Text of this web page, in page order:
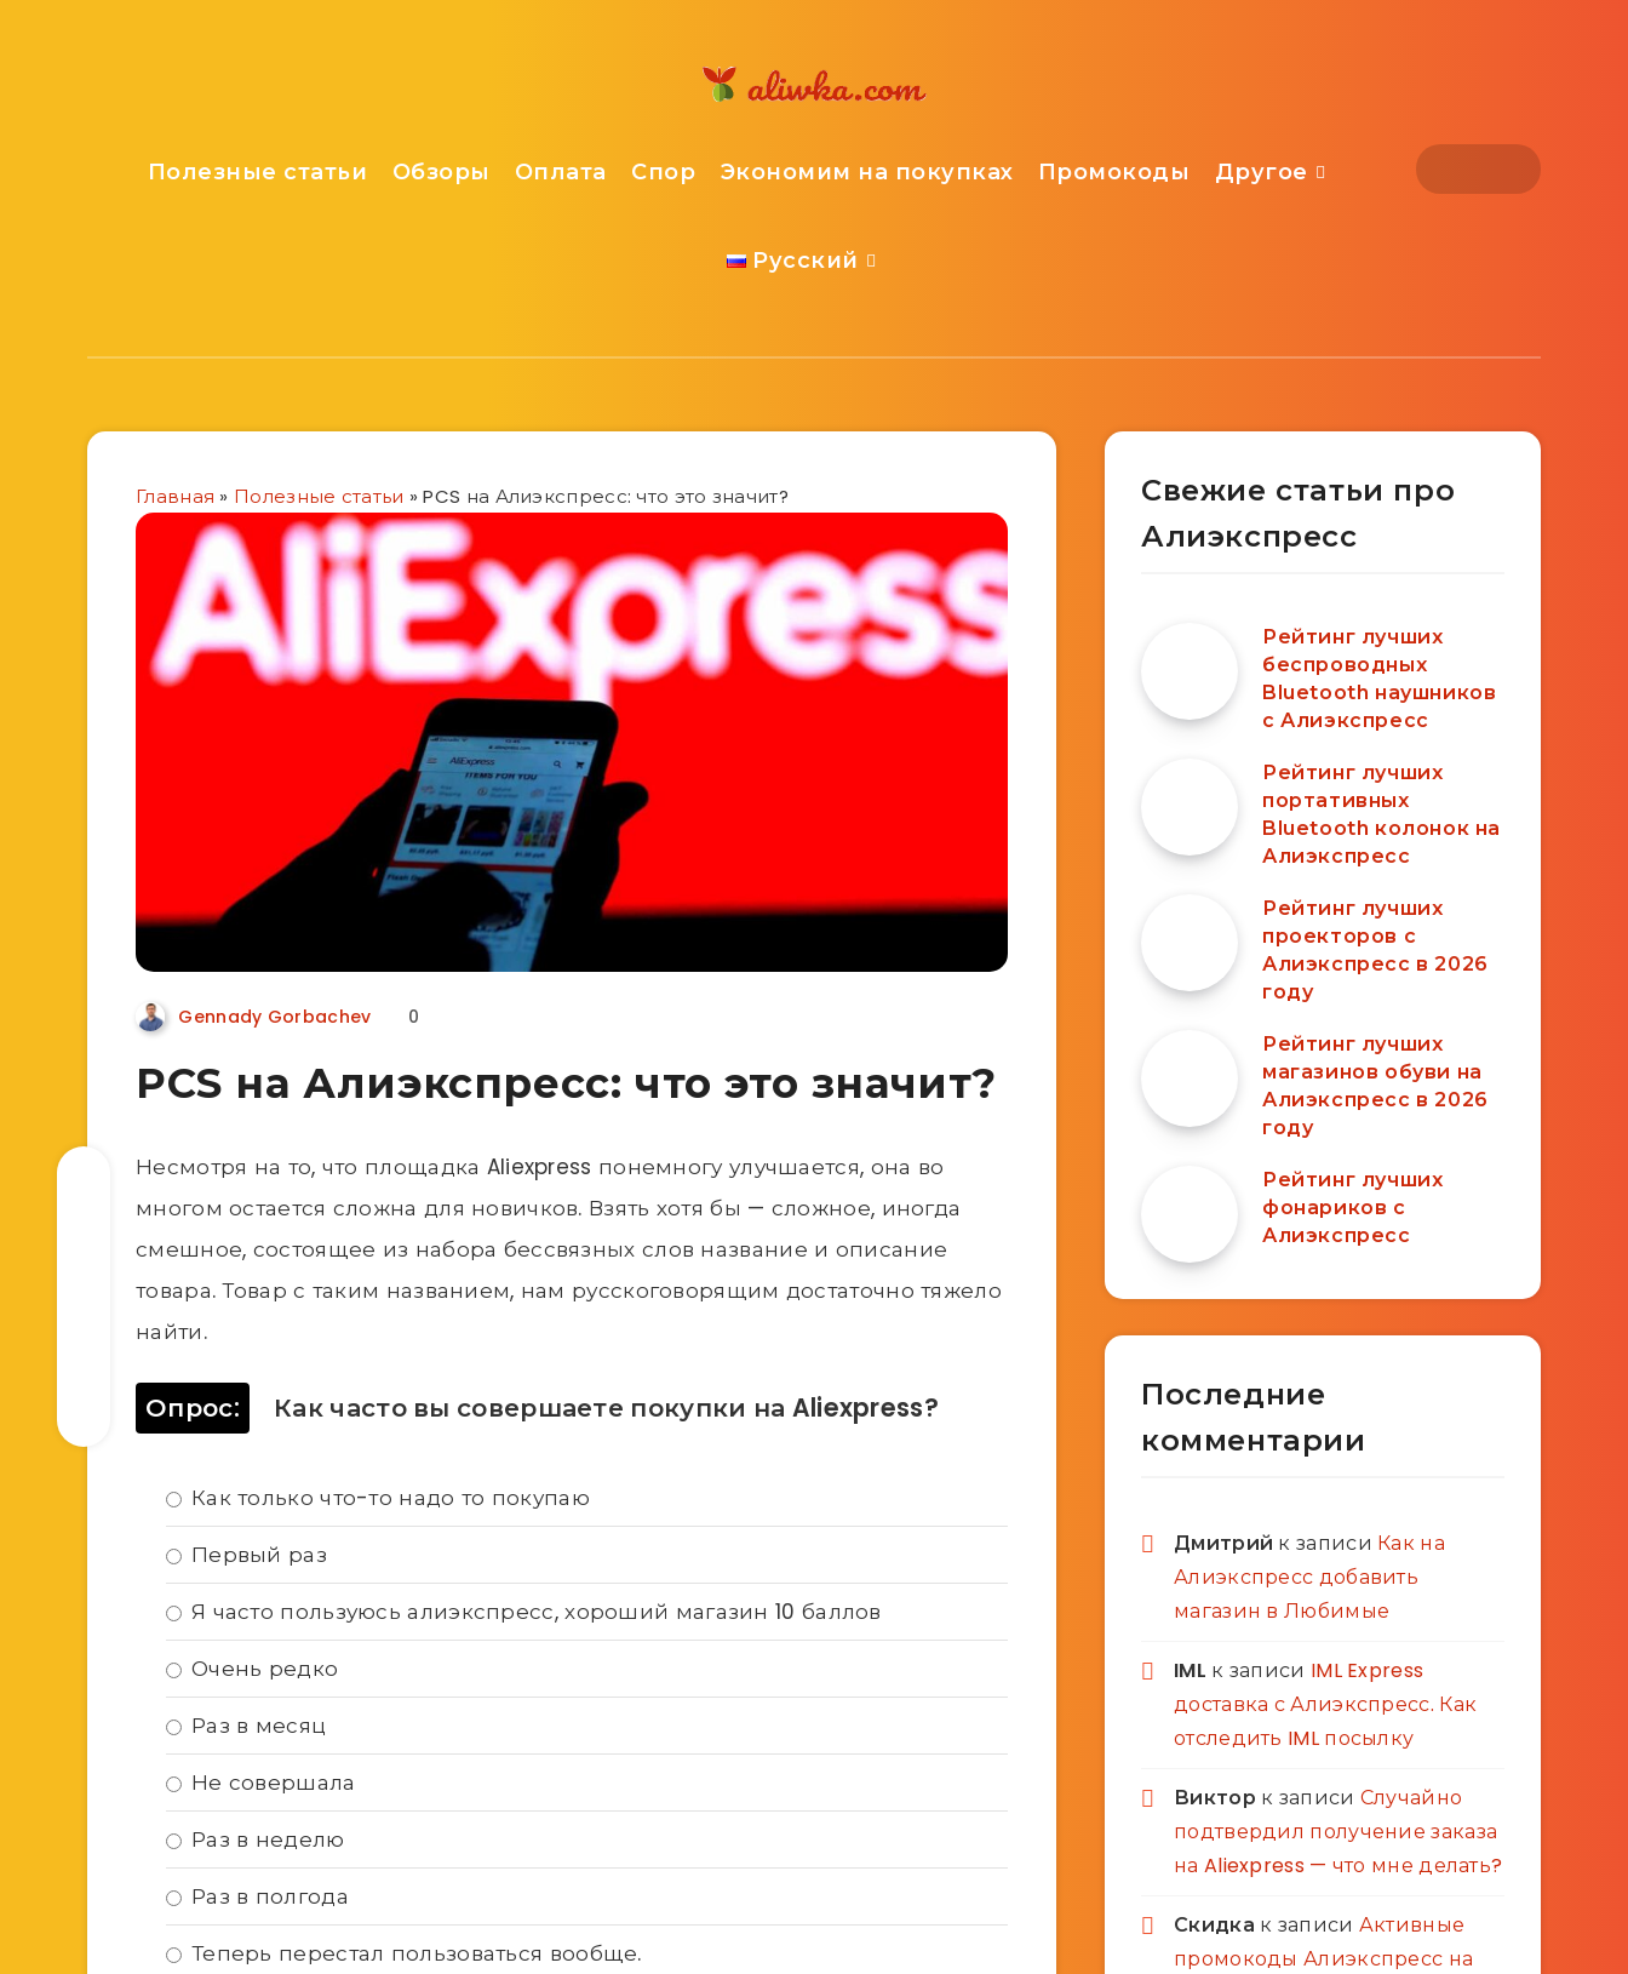
Полезные статьи Обзоры Оплата Спор Экономим на покупках Промокоды Другое
Русский
Главная » Полезные статьи »PCS на Алиэкспресс: что это значит?
Gennady Gorbachev 0
PCS на Алиэкспресс: что это значит?
Несмотря на то, что площадка Aliexpress понемногу улучшается, она во
многом остается сложна для новичков. Взять хотя бы — сложное, иногда
смешное, состоящее из набора бессвязных слов название и описание
товара. Товар с таким названием, нам русскоговорящим достаточно тяжело
найти.
Опрос: Как часто вы совершаете покупки на Aliexpress?
Как только что-то надо то покупаю
Первый раз
Я часто пользуюсь алиэкспресс, хороший магазин 10 баллов
Очень редко
Раз в месяц
Не совершала
Раз в неделю
Раз в полгода
Теперь перестал пользоваться вообще.
Свежие статьи про
Алиэкспресс
Рейтинг лучших
беспроводных
Bluetooth наушников
с Алиэкспресс
Рейтинг лучших
портативных
Bluetooth колонок на
Алиэкспресс
Рейтинг лучших
проекторов с
Алиэкспресс в 2026
году
Рейтинг лучших
магазинов обуви на
Алиэкспресс в 2026
году
Рейтинг лучших
фонариков с
Алиэкспресс
Последние
комментарии
Дмитрий к записи Как на
Алиэкспресс добавить
магазин в Любимые
IML к записи IML Express
доставка с Алиэкспресс. Как
отследить IML посылку
Виктор к записи Случайно
подтвердил получение заказа
на Aliexpress — что мне делать?
Скидка к записи Активные
промокоды Алиэкспресс на